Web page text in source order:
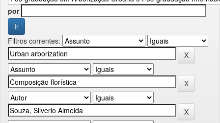
por
Filtros correntes: